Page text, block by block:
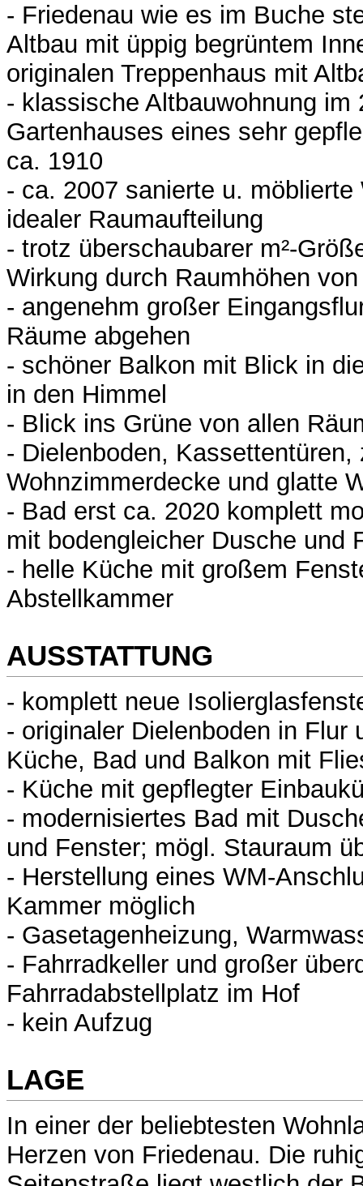
- Friedenau wie es im Buche
Altbau mit üppig begrüntem
originalen Treppenhaus mit
- klassische Altbauwohnung im
Gartenhauses eines sehr
ca. 1910
- ca. 2007 sanierte u. möblierte
idealer Raumaufteilung
- trotz überschaubarer m²-
Wirkung durch Raumhöhen
- angenehm großer
Räume abgehen
- schöner Balkon mit Blick in
in den Himmel
- Blick ins Grüne von allen
- Dielenboden,
Wohnzimmerdecke und glatte
- Bad erst ca. 2020 komplett
mit bodengleicher Dusche und
- helle Küche mit großem
Abstellkammer
AUSSTATTUNG
- komplett neue
- originaler Dielenboden in Flur
Küche, Bad und Balkon mit
- Küche mit gepflegter
- modernisiertes Bad mit
und Fenster; mögl. Stauraum
- Herstellung eines WM-
Kammer möglich
- Gasetagenheizung,
- Fahrradkeller und großer
Fahrradabstellplatz im Hof
- kein Aufzug
LAGE
In einer der beliebtesten
Herzen von Friedenau. Die